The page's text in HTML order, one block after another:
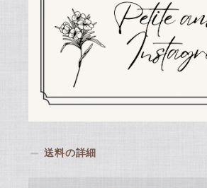
送料の詳細